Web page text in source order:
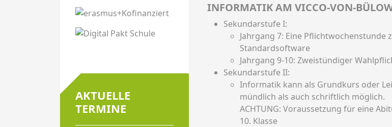
AKTUELLE
TERMINE
INFORMATIK AM VICCO-VON-
Sekundarstufe I:
Jahrgang 7: Eine
Standardsoftware
Jahrgang 9-10: Zweistündiger
Sekundarstufe II:
Informatik kann als Grundkurs oder
mündlich als auch schriftlich möglich.
ACHTUNG: Voraussetzung für eine
10. Klasse